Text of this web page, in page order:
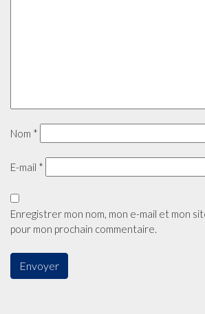
Nom *
E-mail *
Enregistrer mon nom, mon e-mail et mon
pour mon prochain commentaire.